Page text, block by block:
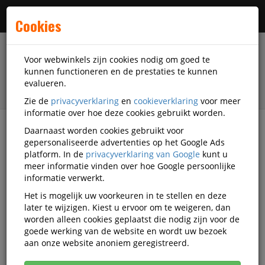
Alle categorieën
Veelgestelde vragen
Productinformatie
Wat zijn service-artikelen?
Cookies
Voor webwinkels zijn cookies nodig om goed te
kunnen functioneren en de prestaties te kunnen
evalueren.
Zie de privacyverklaring en cookieverklaring voor meer
informatie over hoe deze cookies gebruikt worden.
Daarnaast worden cookies gebruikt voor
gepersonaliseerde advertenties op het Google Ads
platform. In de privacyverklaring van Google kunt u
meer informatie vinden over hoe Google persoonlijke
informatie verwerkt.
Het is mogelijk uw voorkeuren in te stellen en deze
later te wijzigen. Kiest u ervoor om te weigeren, dan
worden alleen cookies geplaatst die nodig zijn voor de
goede werking van de website en wordt uw bezoek
aan onze website anoniem geregistreerd.